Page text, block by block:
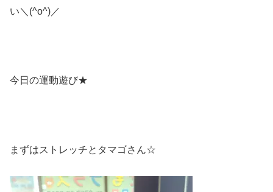
い＼(^o^)／
今日の運動遊び★
まずはストレッチとタマゴさん☆